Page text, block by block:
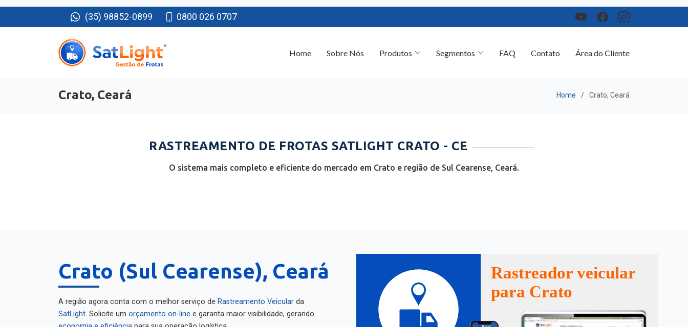
(35) 98852-0899 0800 026 0707
Crato, Ceará Home Crato, Ceará
RASTREAMENTO DE FROTAS SATLIGHT CRATO - CE
O sistema mais completo e eficiente do mercado em Crato e região de Sul Cearense, Ceará.
Crato (Sul Cearense), Ceará
A região agora conta com o melhor serviço de Rastreamento Veicular
da
SatLight . Solicite um orçamento on-line
e garanta maior visibilidade, gerando
economia e eficiência
para sua operação logística.
Rastreador veicular
para Crato